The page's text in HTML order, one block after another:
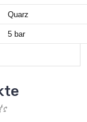
Quarz
5 bar